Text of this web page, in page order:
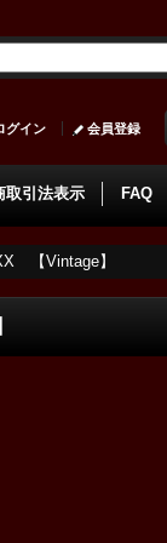
グイン 会員登録
取引法表示 FAQ
【Vintage】